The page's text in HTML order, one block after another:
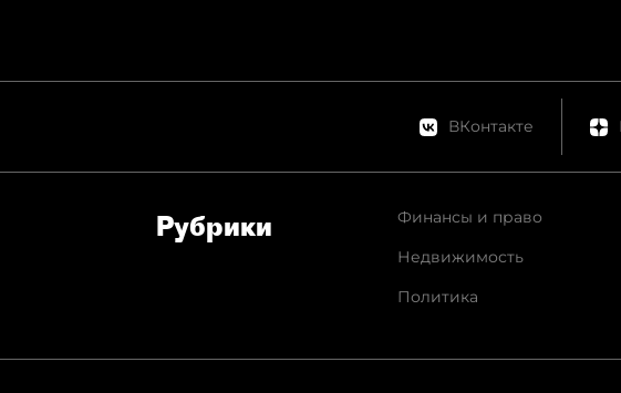
ВКонтакте
Рубрики
Финансы и право
Недвижимость
Политика